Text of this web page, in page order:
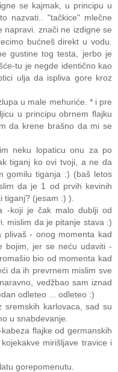
se kajmak, u principu u
nazvati.. "tačkice" mlečne
napravi. znači ne izdigne se
bućneš direkt u vodu.
gustine tog testa, jerbo je
tu je negde identično kao
ulja da ispliva gore kroz
u male mehuriće. * i pre
u principu obrnem flajku
da krene brašno da mi se
neku lopaticu onu za po
tiganj ko ovi tvoji, a ne da
gomilu tiganja :) (baš letos
da je 1 od prvih kevinih
tiganj? (jesam :) ).
-koji je čak malo dublji od
mislim da je pitanje stava :)
- onog momenta kad
bojim, jer se neću udaviti -
bio od momenta kad
da ih prevrnem mislim sve
vedžbao sam iznad
odleteo ... odleteo :)
sremskih karlovaca, sad su
u snabdevanje.
flajke od germanskih
mirišljave travice i
gorepomenutu.